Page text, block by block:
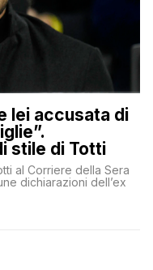
lei accusata di
stile di Totti
al Corriere della Sera
dichiarazioni dell’ex